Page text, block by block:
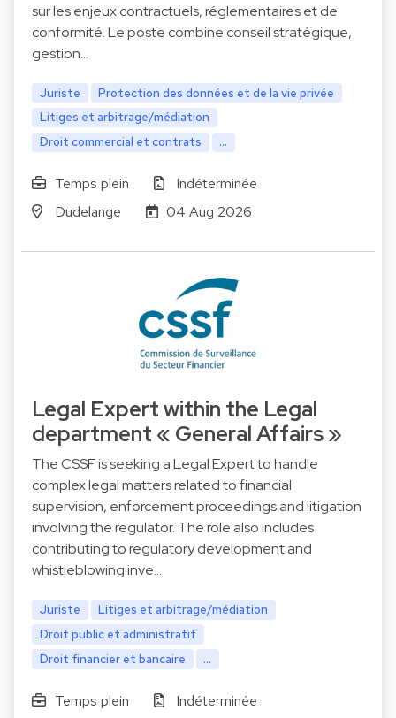
sur les enjeux contractuels, réglementaires et de
conformité. Le poste combine conseil stratégique,
gestion…
Juriste
Protection des données et de la vie privée
Litiges et arbitrage/médiation
Droit commercial et contrats
...
Temps plein
Indéterminée
Dudelange
04 Aug 2026
Legal Expert within the Legal
department « General Affairs »
The CSSF is seeking a Legal Expert to handle
complex legal matters related to financial
supervision, enforcement proceedings and litigation
involving the regulator. The role also includes
contributing to regulatory development and
whistleblowing inve…
Juriste
Litiges et arbitrage/médiation
Droit public et administratif
Droit financier et bancaire
...
Temps plein
Indéterminée